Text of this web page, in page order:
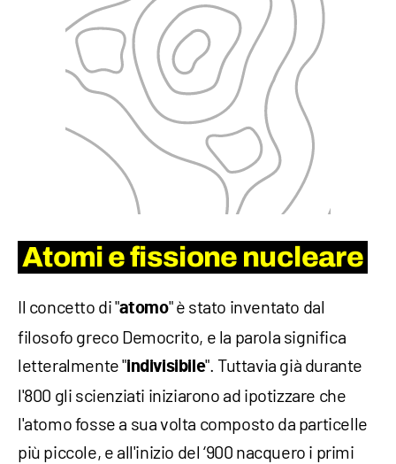
Atomi e fissione nucleare
Il concetto di "atomo" è stato inventato dal
filosofo greco Democrito, e la parola significa
letteralmente "indivisibile". Tuttavia già durante
l'800 gli scienziati iniziarono ad ipotizzare che
l'atomo fosse a sua volta composto da particelle
più piccole, e all'inizio del ‘900 nacquero i primi